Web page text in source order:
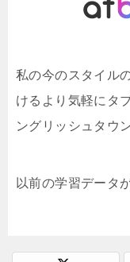
私の今のスタイル
けるより気軽にタ
ングリッシュタウ
以前の学習データ